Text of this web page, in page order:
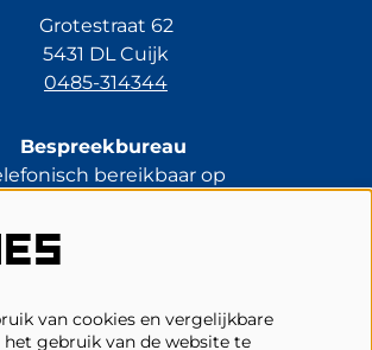
Grotestraat 62
5431 DL Cuijk
0485-314344
Bespreekbureau
bereikbaar op
0485-314344
van cookies en vergelijkbare
gebruik van de website te